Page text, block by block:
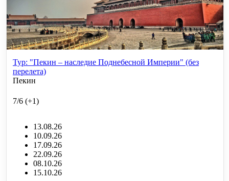
Тур: "Пекин – наследие Поднебесной Империи" (без
перелета)
Пекин
7/6 (+1)
13.08.26
10.09.26
17.09.26
22.09.26
08.10.26
15.10.26